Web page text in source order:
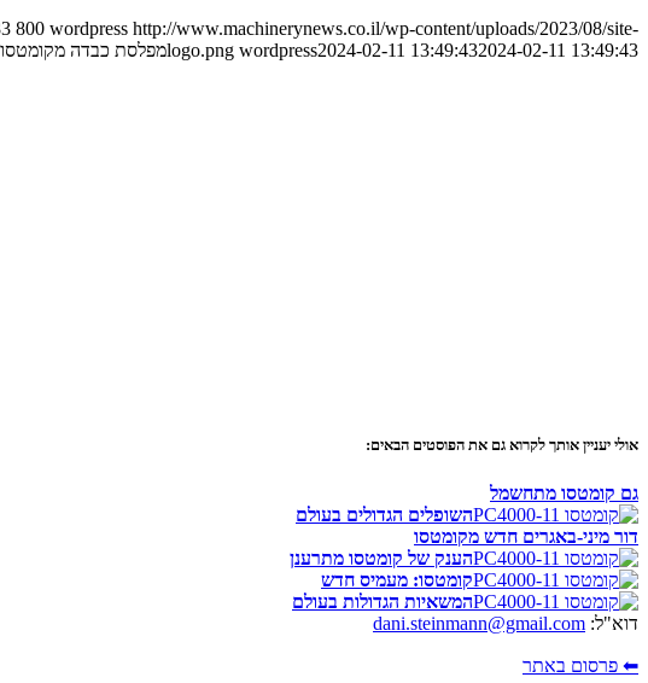
800 wordpress http://www.machinerynews.co.il/wp-content/uploads/2023/08/site-
logo.png wordpress2024-02-11 13:49:432024-02-11 13:49:43 מפלסת כבדה מקומטסו
אולי יעניין אותך לקרוא גם את הפוסטים הבאים:
גם קומטסו מתחשמל
השופלים הגדולים בעולם
דור מיני-באגרים חדש מקומטסו
הענק של קומטסו מתרענן
קומטסו: מעמיס חדש
המשאיות הגדולות בעולם
דוא"ל: dani.steinmann@gmail.com
⬅ פרסום באתר